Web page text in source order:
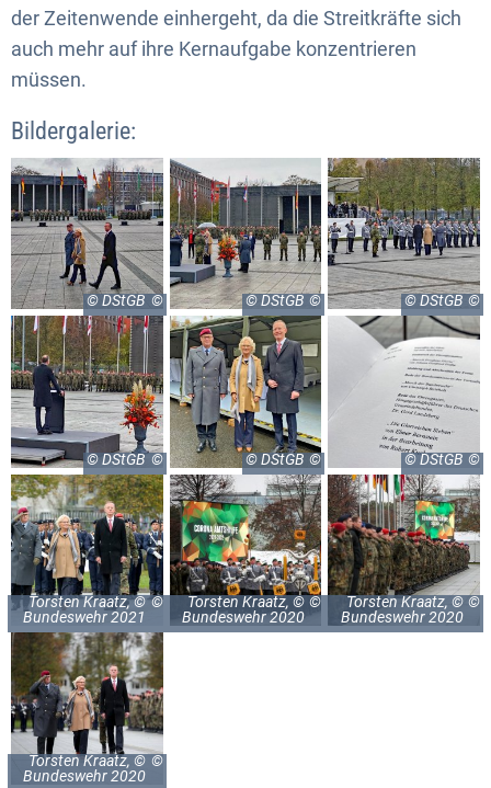
der Zeitenwende einhergeht, da die Streitkräfte sich
auch mehr auf ihre Kernaufgabe konzentrieren
müssen.
Bildergalerie:
© DStGB © DStGB © DStGB
© DStGB © DStGB © DStGB
Torsten Kraatz, ©
Bundeswehr 2021
Torsten Kraatz, ©
Bundeswehr 2020
Torsten Kraatz, ©
Bundeswehr 2020
Torsten Kraatz, ©
Bundeswehr 2020